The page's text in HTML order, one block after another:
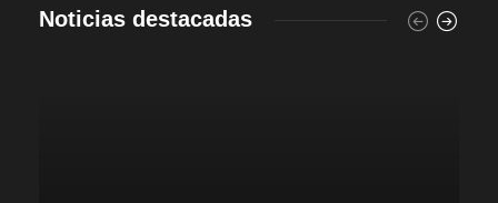
Noticias destacadas